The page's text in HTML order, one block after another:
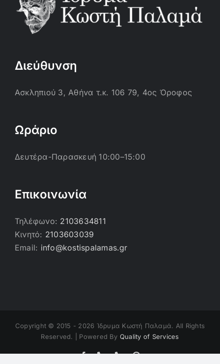
Διεύθυνση
Ασκληπιού 3, Αθήνα τ.κ. 106 79, 4ος Όροφος
Ωράριο
Δευτέρα-Παρασκευή 10:00–15:00
Επικοινωνία
Τηλέφωνο: 2103634811
Κινητό: 2103603039
Email: info@kostispalamas.gr
Copyright © 2015 - 2026 Ίδρυμα Κωστή Παλαμά. All Rights
Reserved. | Powered By Quality of Services
FacebookΤηλέφωνοΤηλέφωνο
Email